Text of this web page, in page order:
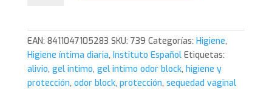
300
ml.
Instituto
Español
cantidad
EAN: 8411047105283 SKU: 739 Categorías: Higiene,
Higiene íntima diaria, Instituto Español Etiquetas:
alivio, gel intimo, gel intimo odor block, higiene y
protección, odor block, protección, sequedad vaginal